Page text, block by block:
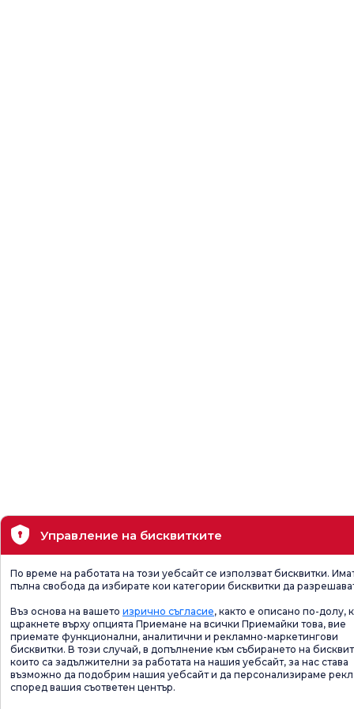
Управление на бисквитките
По време на работата на този уебсайт се използват бисквитки.
пълна свобода да избирате кои категории бисквитки да
Въз основа на вашето изрично съгласие, както е описано по-долу,
щракнете върху опцията Приемане на всички Приемайки това, вие
приемате функционални, аналитични и рекламно-маркетингови
бисквитки. В този случай, в допълнение към събирането на
които са задължителни за работата на нашия уебсайт, за нас става
възможно да подобрим нашия уебсайт и да персонализираме
според вашия съответен център.